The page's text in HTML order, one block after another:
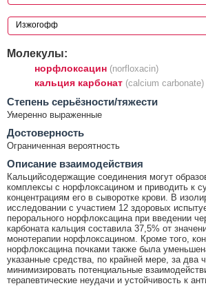
Молекулы:
норфлоксацин (norfloxacin)
кальция карбонат (calcium carbonate)
Cтепень серьёзности/тяжести
Умеренно выраженные
Достоверность
Ограниченная вероятность
Описание взаимодействия
Кальцийсодержащие соединения могут
комплексы с норфлоксацином и приводить к
концентрациям его в сыворотке крови. В
исследовании с участием 12 здоровых
перорального норфлоксацина при введении
карбоната кальция составила 37,5% от
монотерапии норфлоксацином. Кроме того,
норфлоксацина почками также была
указанные средства, по крайней мере, за два
минимизировать потенциальные
терапевтические неудачи и устойчивость к